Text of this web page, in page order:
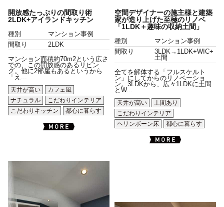
開放感たっぷりの間取り術
2LDK+アイランドキッチン
種別
マンション事例
間取り
2LDK
マンション面積約70m2という広さ
での、この開放感のあるリビン
グ。他に2部屋もあるというから
「え...
天井が高い
カフェ風
ナチュラル
こだわりインテリア
こだわりキッチン
都心に暮らす
空間デザイナーの施主様と建築
家が造り上げた至極のリノベ
「1LDK＋趣味の収納土間」
種別
マンション事例
間取り
3LDK→1LDK+WIC+
土間
全てを解体する「フルスケルト
ン」にしてからのリノベーショ
ン。3LDKから、広々1LDKに土間
とW...
天井が高い
土間あり
こだわりインテリア
ヘリンボーン床
都心に暮らす